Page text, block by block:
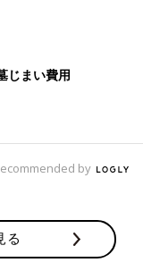
じまい費用
by
る